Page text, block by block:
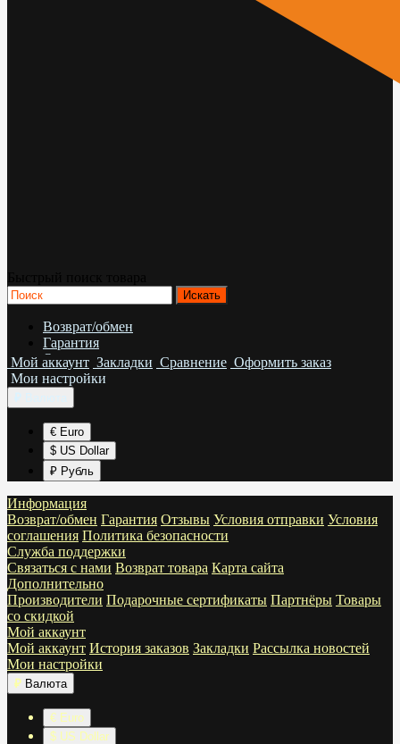
Возврат/обмен
Гарантия
Отзывы
Условия отправки
Условия соглашения
Политика безопасности
Мой аккаунт Закладки Сравнение Оформить заказ
Мои настройки
€ Euro
$ US Dollar
₽ Рубль
Информация
Возврат/обмен Гарантия Отзывы Условия отправки Условия
соглашения Политика безопасности
Служба поддержки
Связаться с нами Возврат товара Карта сайта
Дополнительно
Производители Подарочные сертификаты Партнёры Товары
со скидкой
Мой аккаунт
Мой аккаунт История заказов Закладки Рассылка новостей
Мои настройки
₽ Валюта
€ Euro
$ US Dollar